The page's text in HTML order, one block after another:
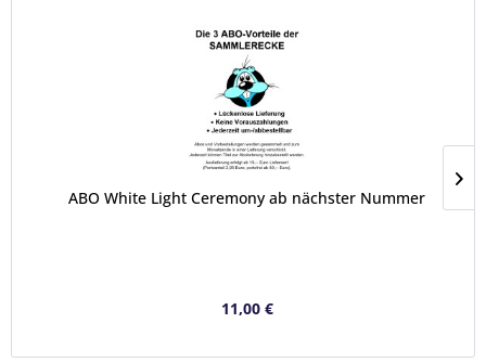
ABO White Light Ceremony ab nächster Nummer
11,00 €